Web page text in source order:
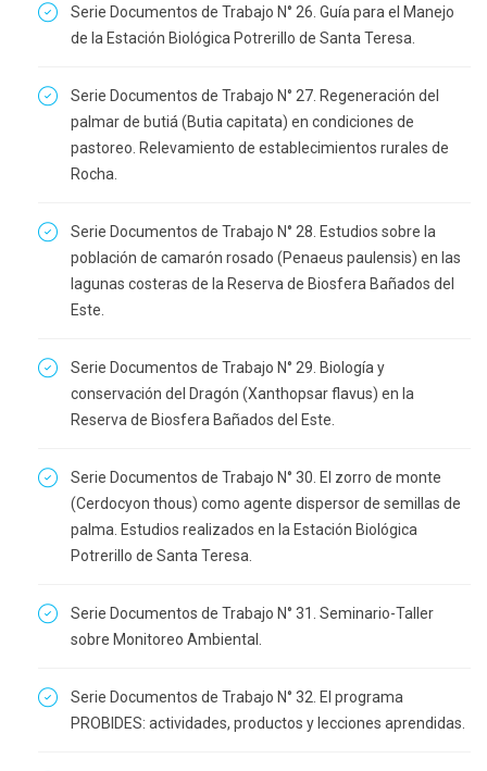
Serie Documentos de Trabajo N° 26. Guía para el Manejo
de la Estación Biológica Potrerillo de Santa Teresa.
Serie Documentos de Trabajo N° 27. Regeneración del
palmar de butiá (Butia capitata) en condiciones de
pastoreo. Relevamiento de establecimientos rurales de
Rocha.
Serie Documentos de Trabajo N° 28. Estudios sobre la
población de camarón rosado (Penaeus paulensis) en las
lagunas costeras de la Reserva de Biosfera Bañados del
Este.
Serie Documentos de Trabajo N° 29. Biología y
conservación del Dragón (Xanthopsar flavus) en la
Reserva de Biosfera Bañados del Este.
Serie Documentos de Trabajo N° 30. El zorro de monte
(Cerdocyon thous) como agente dispersor de semillas de
palma. Estudios realizados en la Estación Biológica
Potrerillo de Santa Teresa.
Serie Documentos de Trabajo N° 31. Seminario-Taller
sobre Monitoreo Ambiental.
Serie Documentos de Trabajo N° 32. El programa
PROBIDES: actividades, productos y lecciones aprendidas.